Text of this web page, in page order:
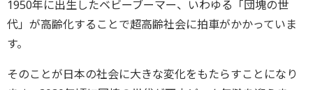
1950年に出生したベビーブーマー、いわゆる「団塊の世
代」が高齢化することで超高齢社会に拍車がかかっていま
す。
そのことが日本の社会に大きな変化をもたらすことになり